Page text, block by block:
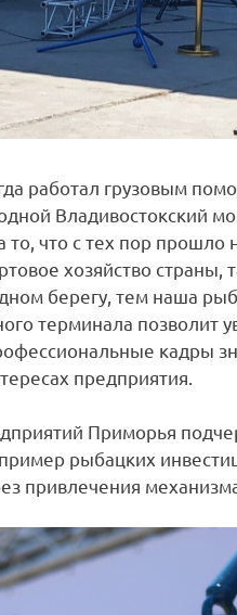
работал грузовым
Владивостокский
то, что с тех пор
хозяйство страны,
берегу, тем наша
терминала позволит
кадры
предприятия.
Приморья
рыбацких
привлечения